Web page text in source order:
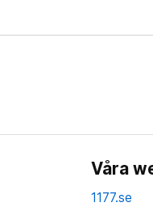
Våra
1177.se